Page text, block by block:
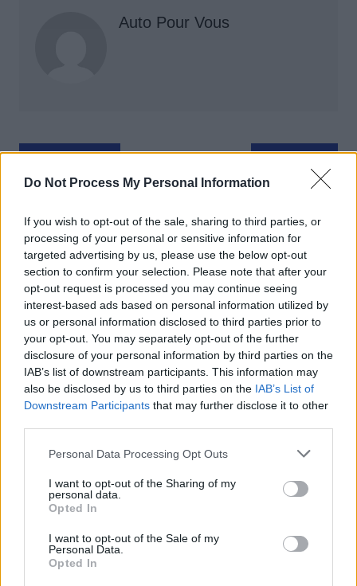
Do Not Process My Personal Information
If you wish to opt-out of the sale, sharing to third parties, or
processing of your personal or sensitive information for
targeted advertising by us, please use the below opt-out
section to confirm your selection. Please note that after your
opt-out request is processed you may continue seeing
interest-based ads based on personal information utilized by
us or personal information disclosed to third parties prior to
your opt-out. You may separately opt-out of the further
disclosure of your personal information by third parties on the
IAB’s list of downstream participants. This information may
also be disclosed by us to third parties on the IAB’s List of
Downstream Participants that may further disclose it to other
Personal Data Processing Opt Outs
I want to opt-out of the Sharing of my
personal data.
Opted In
I want to opt-out of the Sale of my
Personal Data.
Opted In
Auto Pour Vous
Navigation
de
Actus Info
selon une étude européenne
Auto Pour Vous 5 août 2026